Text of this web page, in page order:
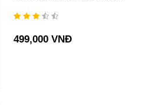
499,000 VNĐ